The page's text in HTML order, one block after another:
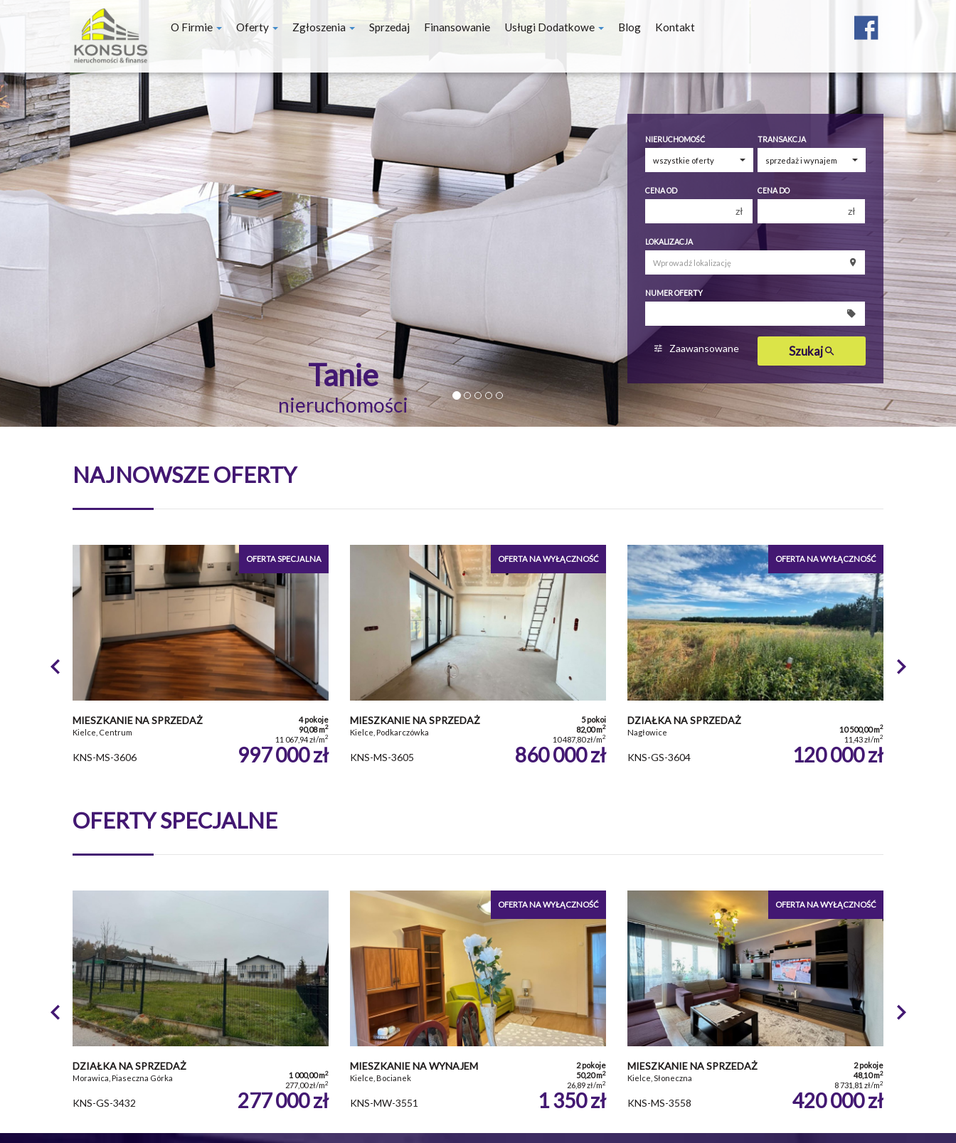
O Firmie Oferty Zgłoszenia Sprzedaj Finansowanie Usługi Dodatkowe Blog Kontakt
Tanie
nieruchomości
NIERUCHOMOŚĆ TRANSAKCJA
CENA OD
zł
200 000 zł
250 000 zł
300 000 zł
400 000 zł
CENA DO
zł
200 000 zł
250 000 zł
400 000 zł
LOKALIZACJA
NUMER OFERTY
Zaawansowane Szukaj
NAJNOWSZE OFERTY
OFERTA SPECJALNA
MIESZKANIE NA SPRZEDAŻ
Kielce, Centrum
4 pokoje
90,08 m2
11 067,94 zł/m2
KNS-MS-3606 997 000 zł
OFERTA NA WYŁĄCZNOŚĆ
MIESZKANIE NA SPRZEDAŻ
Kielce, Podkarczówka
5 pokoi
82,00 m2
10 487,80 zł/m2
KNS-MS-3605 860 000 zł
OFERTA NA WYŁĄCZNOŚĆ
DZIAŁKA NA SPRZEDAŻ
Nagłowice 10 500,00 m2
11,43 zł/m2
KNS-GS-3604 120 000 zł
OFERTY SPECJALNE
DZIAŁKA NA SPRZEDAŻ
Morawica, Piaseczna Górka 1 000,00 m2
277,00 zł/m2
KNS-GS-3432 277 000 zł
OFERTA NA WYŁĄCZNOŚĆ
MIESZKANIE NA WYNAJEM
Kielce, Bocianek
2 pokoje
50,20 m2
26,89 zł/m2
KNS-MW-3551 1 350 zł
OFERTA NA WYŁĄCZNOŚĆ
MIESZKANIE NA SPRZEDAŻ
Kielce, Słoneczna
2 pokoje
48,10 m2
8 731,81 zł/m2
KNS-MS-3558 420 000 zł